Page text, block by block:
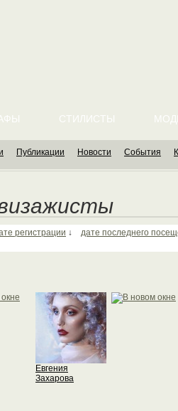
СТИЛИСТЫ
Публикации Новости События
регистрации ↓ дате последнего
Евгения
Захарова